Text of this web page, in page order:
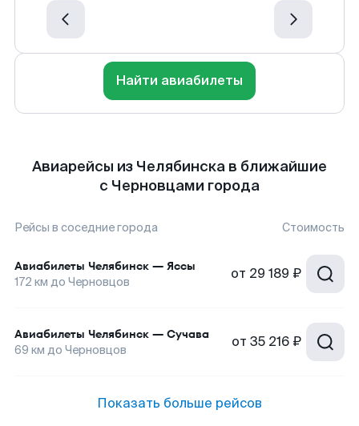
Найти авиабилеты
Авиарейсы из Челябинска в ближайшие
с Черновцами города
Рейсы в соседние города Стоимость
Авиабилеты Челябинск — Яссы
172 км до Черновцов от 29 189 ₽
Авиабилеты Челябинск — Сучава
69 км до Черновцов от 35 216 ₽
Показать больше рейсов